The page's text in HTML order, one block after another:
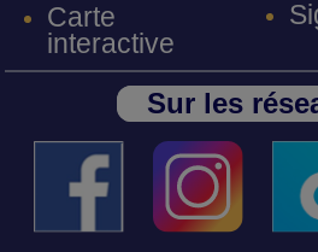
Carte
interactive
Sur les